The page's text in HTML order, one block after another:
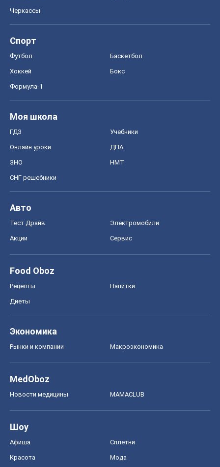
Черкассы
Спорт
Футбол Баскетбол
Хоккей Бокс
Формула-1
Моя школа
ГДЗ Учебники
Онлайн уроки ДПА
ЗНО НМТ
СНГ решебники
Авто
Тест Драйв Электромобили
Акции Сервис
Food Oboz
Рецепты Напитки
Диеты
Экономика
Рынки и компании Mакроэкономика
MedOboz
Новости медицины MAMACLUB
Шоу
Афиша Сплетни
Красота Мода